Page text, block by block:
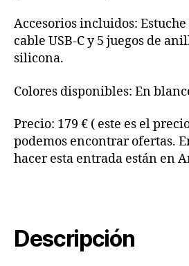
Accesorios incluidos:
cable USB-C y 5 juegos de
silicona.
Colores disponibles: En
Precio: 179 € ( este es el
podemos encontrar ofertas.
hacer esta entrada están en
Descripción